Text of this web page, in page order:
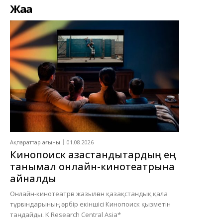
Жаңа
Ақпараттар ағыны 01.08.2026
Кинопоиск қазақстандықтардың ең
танымал онлайн-кинотеатрына
айналды
Онлайн-кинотеатрға жазылған қазақстандық қала
тұрғындарының әрбір екіншісі Кинопоиск қызметін
таңдайды. K Research Central Asia*